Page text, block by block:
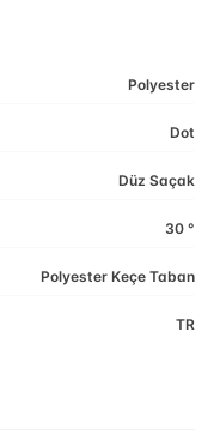
Polyester
Dot
Düz Saçak
30 °
Polyester Keçe Taban
TR